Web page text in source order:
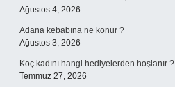
Ağustos 4, 2026
Adana kebabına ne konur ?
Ağustos 3, 2026
Koç kadını hangi hediyelerden hoşlanır ?
Temmuz 27, 2026